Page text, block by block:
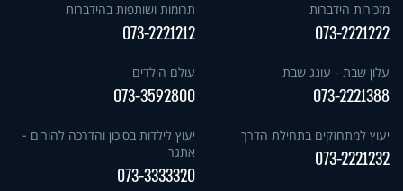
מזכירות הידברות
073-2221222
תרומות ושותפות בהידברות
073-2221212
עלון שבת - עונג שבת
073-2221388
עולם הילדים
073-3592800
יעוץ למתחזקים בתחילת הדרך
073-2221232
יעוץ לילדות בסיכון והדרכה להורים -
אתגר
073-3333320